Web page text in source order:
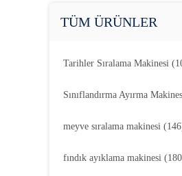
TÜM ÜRÜNLER
Tarihler Sıralama Makinesi
Sınıflandırma Ayırma
meyve sıralama makinesi
fındık ayıklama makinesi